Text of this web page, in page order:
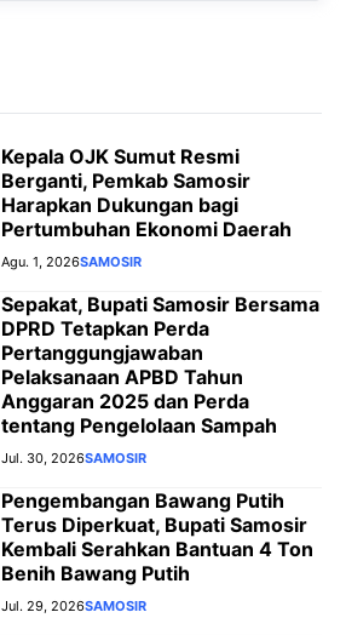
Kepala OJK Sumut Resmi
Berganti, Pemkab Samosir
Harapkan Dukungan bagi
Pertumbuhan Ekonomi Daerah
Agu. 1, 2026SAMOSIR
Sepakat, Bupati Samosir Bersama
DPRD Tetapkan Perda
Pertanggungjawaban
Pelaksanaan APBD Tahun
Anggaran 2025 dan Perda
tentang Pengelolaan Sampah
Jul. 30, 2026SAMOSIR
Pengembangan Bawang Putih
Terus Diperkuat, Bupati Samosir
Kembali Serahkan Bantuan 4 Ton
Benih Bawang Putih
Jul. 29, 2026SAMOSIR